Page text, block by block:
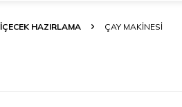
İÇECEK HAZIRLAMA ÇAY MAKINESI